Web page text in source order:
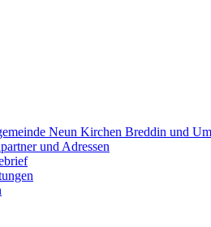
Neun Kirchen Breddin und
und Adressen